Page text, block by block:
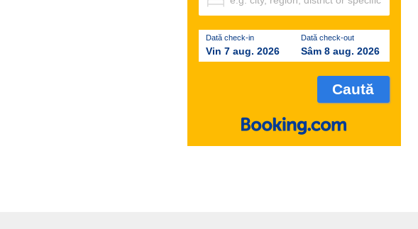
Dată check-in
Vin 7 aug. 2026
Dată check-out
Sâm 8 aug. 2026